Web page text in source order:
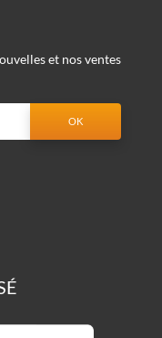
et nos ventes